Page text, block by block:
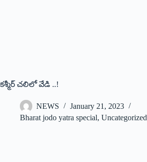
కశ్మీర్‌ ‌చలిలో వేడి ..!
NEWS
January 21, 2023
Bharat jodo yatra special, Uncategorized